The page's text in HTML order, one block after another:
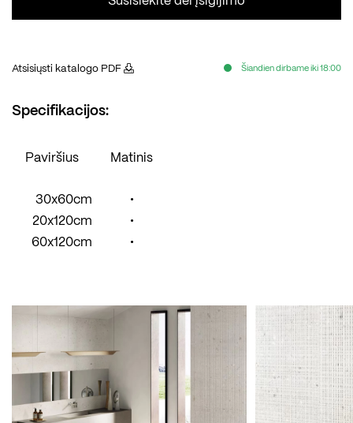
Atsisiųsti katalogo PDF Šiandien dirbame iki 18:00
Specifikacijos:
Paviršius Matinis
30x60cm
•
20x120cm
•
60x120cm
•